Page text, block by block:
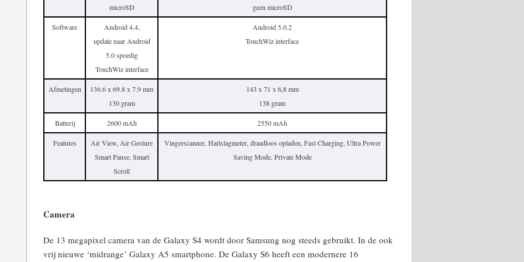
microSD geen microSD
Software
Android 4.4,
update naar Android
5.0 spoedig
TouchWiz interface
Android 5.0.2
TouchWiz interface
Afmetingen
136.6 x 69.8 x 7.9 mm
130 gram
143 x 71 x 6,8 mm
138 gram
Batterij 2600 mAh 2550 mAh
Features
Air View, Air Gesture
Smart Pause, Smart
Scroll
Vingerscanner, Hartslagmeter, draadloos opladen, Fast Charging, Ultra Power
Saving Mode, Private Mode
Camera
De 13 megapixel camera van de Galaxy S4 wordt door Samsung nog steeds gebruikt. In de ook
vrij nieuwe ‘midrange’ Galaxy A5 smartphone. De Galaxy S6 heeft een modernere 16